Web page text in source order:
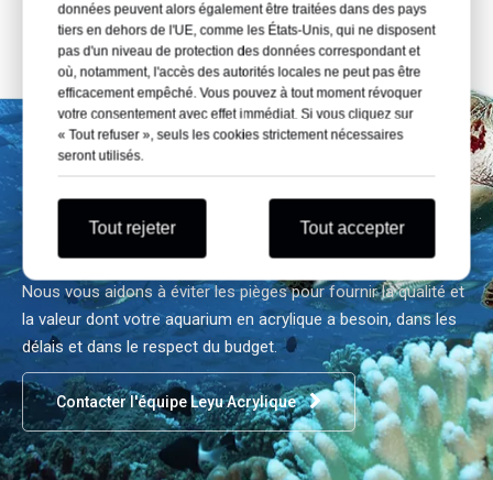
Consultez vos experts
Leyu
Nous vous aidons à éviter les pièges pour fournir la qualité et
la valeur dont votre aquarium en acrylique a besoin, dans les
délais et dans le respect du budget.
Contacter l'équipe Leyu Acrylique
données peuvent alors également être traitées dans des pays
tiers en dehors de l'UE, comme les États-Unis, qui ne disposent
pas d'un niveau de protection des données correspondant et
où, notamment, l'accès des autorités locales ne peut pas être
efficacement empêché. Vous pouvez à tout moment révoquer
votre consentement avec effet immédiat. Si vous cliquez sur
« Tout refuser », seuls les cookies strictement nécessaires
seront utilisés.
Tout rejeter Tout accepter